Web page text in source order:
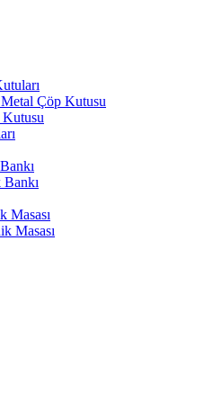
Çöp Kutusu
Masası
Masası